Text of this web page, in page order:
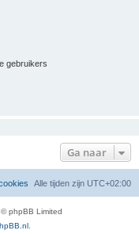
gebruikers
Ga naar
Alle tijden zijn UTC+02:00
phpBB Limited